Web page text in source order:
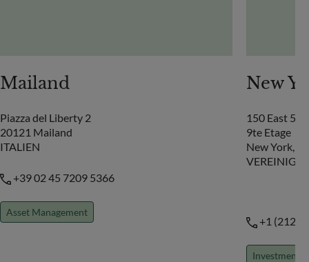
Mailand
Piazza del Liberty 2
20121 Mailand
ITALIEN
+39 02 45 7209 5366
Asset Management
New
150 East
9te Etage
New York,
+1 (212)
Investment